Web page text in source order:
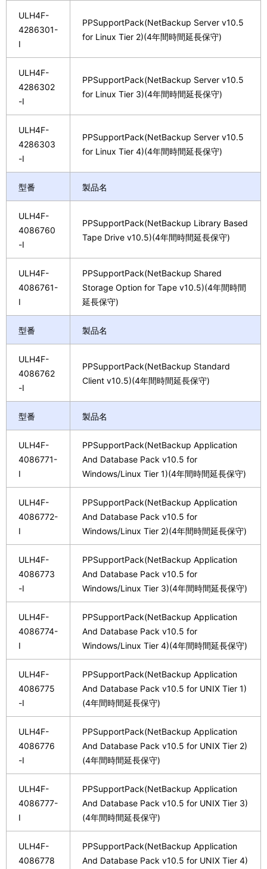
ULH4F-
4286301-
I
PPSupportPack(NetBackup Server v10.5
for Linux Tier 2)(4年間時間延長保守)
ULH4F-
4286302
-I
PPSupportPack(NetBackup Server v10.5
for Linux Tier 3)(4年間時間延長保守)
ULH4F-
4286303
-I
PPSupportPack(NetBackup Server v10.5
for Linux Tier 4)(4年間時間延長保守)
型番 製品名
ULH4F-
4086760
-I
PPSupportPack(NetBackup Library Based
Tape Drive v10.5)(4年間時間延長保守)
ULH4F-
4086761-
I
PPSupportPack(NetBackup Shared
Storage Option for Tape v10.5)(4年間時間
延長保守)
型番 製品名
ULH4F-
4086762
-I
PPSupportPack(NetBackup Standard
Client v10.5)(4年間時間延長保守)
型番 製品名
ULH4F-
4086771-
I
PPSupportPack(NetBackup Application
And Database Pack v10.5 for
Windows/Linux Tier 1)(4年間時間延長保守)
ULH4F-
4086772-
I
PPSupportPack(NetBackup Application
And Database Pack v10.5 for
Windows/Linux Tier 2)(4年間時間延長保守)
ULH4F-
4086773
-I
PPSupportPack(NetBackup Application
And Database Pack v10.5 for
Windows/Linux Tier 3)(4年間時間延長保守)
ULH4F-
4086774-
I
PPSupportPack(NetBackup Application
And Database Pack v10.5 for
Windows/Linux Tier 4)(4年間時間延長保守)
ULH4F-
4086775
-I
PPSupportPack(NetBackup Application
And Database Pack v10.5 for UNIX Tier 1)
(4年間時間延長保守)
ULH4F-
4086776
-I
PPSupportPack(NetBackup Application
And Database Pack v10.5 for UNIX Tier 2)
(4年間時間延長保守)
ULH4F-
4086777-
I
PPSupportPack(NetBackup Application
And Database Pack v10.5 for UNIX Tier 3)
(4年間時間延長保守)
ULH4F-
4086778
PPSupportPack(NetBackup Application
And Database Pack v10.5 for UNIX Tier 4)